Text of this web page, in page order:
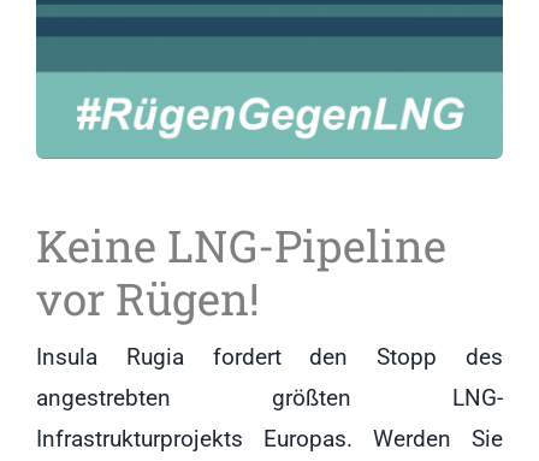
Keine LNG-Pipeline
vor Rügen!
Insula Rugia fordert den Stopp des
angestrebten größten LNG-
Infrastrukturprojekts Europas. Werden Sie